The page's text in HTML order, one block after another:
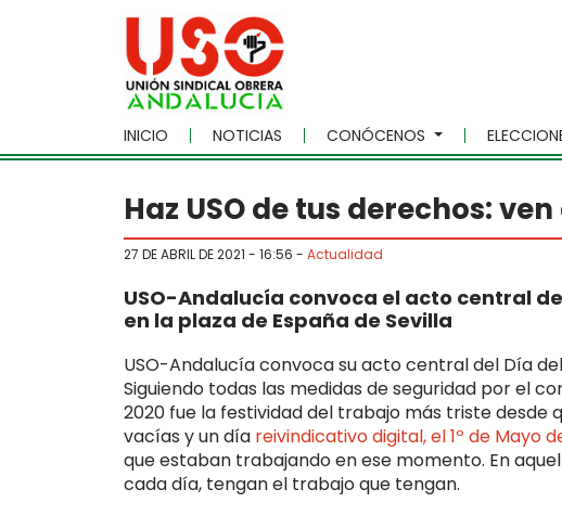
Skip to main content
INICIO NOTICIAS CONÓCENOS
Haz USO de tus derechos:
27 DE ABRIL DE 2021 - 16:56 - Actualidad
USO-Andalucía convoca el acto central
en la plaza de España de Sevilla
USO-Andalucía convoca su acto central del Día
Siguiendo todas las medidas de seguridad por el
2020 fue la festividad del trabajo más triste desde
vacías y un día reivindicativo digital, el 1º de Mayo
que estaban trabajando en ese momento. En
cada día, tengan el trabajo que tengan.